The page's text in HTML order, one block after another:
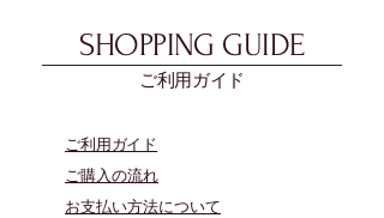
SHOPPING GUIDE
ご利用ガイド
​ご利用ガイド
ご購入の流れ
お支払い方法について